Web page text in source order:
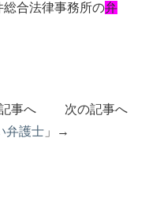
合法律事務所の弁
記事へ 次の記事へ
弁護士 」→